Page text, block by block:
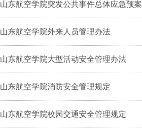
山东航空学院突发公共事件总体应急预案
山东航空学院外来人员管理办法
山东航空学院大型活动安全管理办法
山东航空学院消防安全管理规定
山东航空学院校园交通安全管理规定